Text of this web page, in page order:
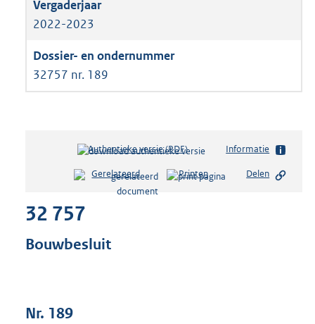
2022-2023
32757 nr. 189
Authentieke versie (PDF)b
s
Informatie
Gerelateerd Printen Delen
32 757
Bouwbesluit
Nr. 189